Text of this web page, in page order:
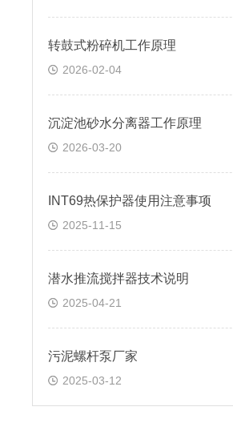
转鼓式粉碎机工作原理
2026-02-04
沉淀池砂水分离器工作原理
2026-03-20
INT69热保护器使用注意事项
2025-11-15
潜水推流搅拌器技术说明
2025-04-21
污泥螺杆泵厂家
2025-03-12